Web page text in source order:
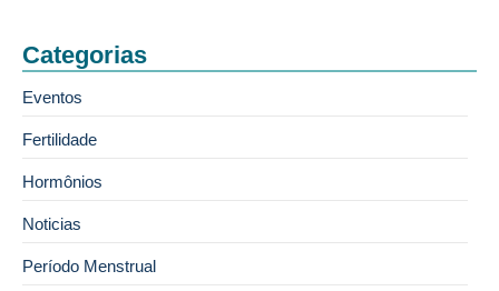
Categorias
Eventos
Fertilidade
Hormônios
Noticias
Período Menstrual